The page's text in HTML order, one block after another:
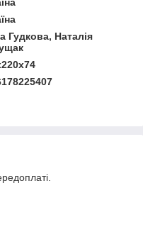
Гудкова, Наталія